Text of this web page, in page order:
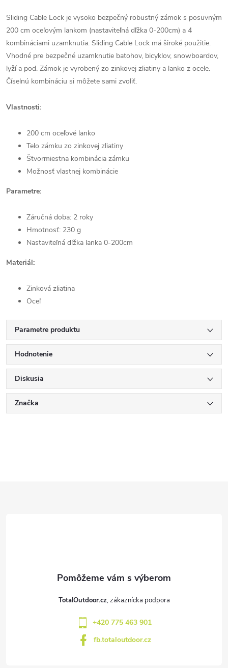
Sliding Cable Lock je vysoko bezpečný robustný zámok s posuvným
200 cm oceľovým lankom (nastaviteľná dľžka 0-200cm) a 4
kombináciami uzamknutia. Sliding Cable Lock má široké použitie.
Vhodné pre bezpečné uzamknutie batohov, bicyklov, snowboardov,
lyží a pod. Zámok je vyrobený zo zinkovej zliatiny a lanko z ocele.
Číselnú kombináciu si môžete sami zvoliť.
Vlastnosti:
200 cm oceľové lanko
Telo zámku zo zinkovej zliatiny
Štvormiestna kombinácia zámku
Možnosť vlastnej kombinácie
Parametre:
Záručná doba: 2 roky
Hmotnosť: 230 g
Nastaviteľná dľžka lanka 0-200cm
Materiál:
Zinková zliatina
Oceľ
Parametre produktu
Hodnotenie
Diskusia
Značka
TotalOutdoor.cz
+420 775 463 901
fb.totaloutdoor.cz